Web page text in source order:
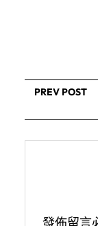
PREV POST